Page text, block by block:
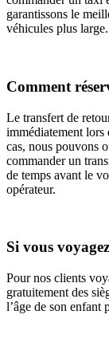
garantissons le
véhicules plus large.
Comment
Le transfert de
immédiatement lors
cas, nous pouvons
commander un
de temps avant le
opérateur.
Si vous
Pour nos clients
gratuitement des
l’âge de son enfant